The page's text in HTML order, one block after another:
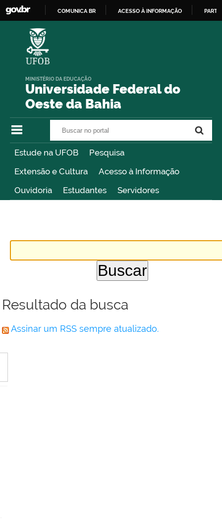
COMUNICA BR ACESSO À INFORMAÇÃO
Universidade Federal do
Oeste da Bahia
MINISTÉRIO DA EDUCAÇÃO
Estude na UFOB
Pesquisa
Extensão e Cultura
Acesso à Informação
Ouvidoria
Estudantes Servidores
Resultado da busca
Assinar um RSS sempre atualizado.